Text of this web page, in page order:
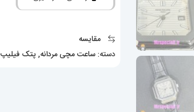
کوارتز
مقایسه
دسته: ساعت مچی مردانه, پتک فیلیپ